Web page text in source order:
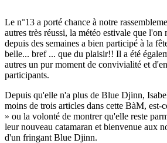
Le n°13 a porté chance à notre
autres très réussi, la météo estivale que l'on
depuis des semaines a bien participé à la
belle... bref ... que du plaisir!! Il a été
autres un pur moment de convivialité et
participants.
Depuis qu'elle n'a plus de Blue Djinn,
moins de trois articles dans cette BàM, est-
» ou la volonté de montrer qu'elle reste
leur nouveau catamaran et bienvenue aux
d'un fringant Blue Djinn.